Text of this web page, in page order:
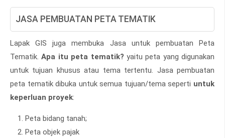
JASA PEMBUATAN PETA TEMATIK
Lapak GIS juga membuka Jasa untuk pembuatan Peta
Tematik.Apa itu peta tematik? yaitu peta yang digunakan
untuk tujuan khusus atau tema tertentu. Jasa pembuatan
peta tematik dibuka untuk semua tujuan/tema seperti untuk
keperluan proyek:
Peta bidang tanah;
Peta objek pajak